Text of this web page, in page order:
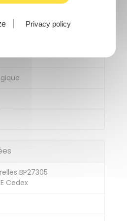
BP27305
Cedex
Privacy policy